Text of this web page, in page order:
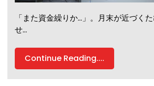
「また資金繰りか…」。月末が近づく
せ…
Continue Reading....